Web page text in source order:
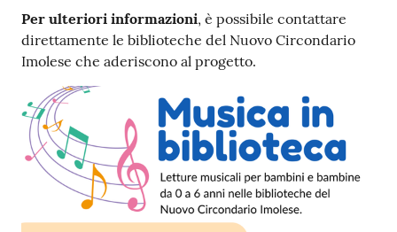
Per ulteriori informazioni, è possibile contattare
direttamente le biblioteche del Nuovo Circondario
Imolese che aderiscono al progetto.